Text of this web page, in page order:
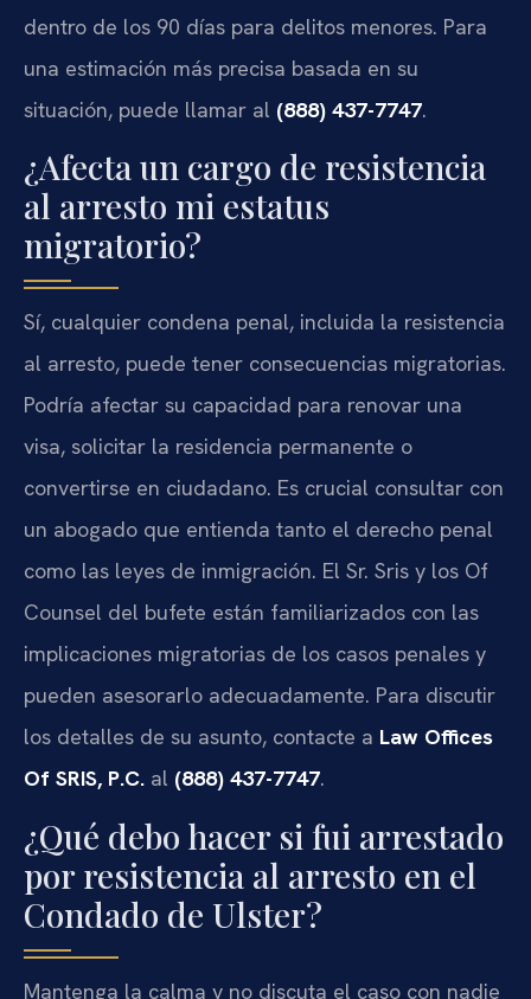
dentro de los 90 días para delitos menores. Para
una estimación más precisa basada en su
situación, puede llamar al (888) 437-7747.
¿Afecta un cargo de resistencia
al arresto mi estatus
migratorio?
Sí, cualquier condena penal, incluida la resistencia
al arresto, puede tener consecuencias migratorias.
Podría afectar su capacidad para renovar una
visa, solicitar la residencia permanente o
convertirse en ciudadano. Es crucial consultar con
un abogado que entienda tanto el derecho penal
como las leyes de inmigración. El Sr. Sris y los Of
Counsel del bufete están familiarizados con las
implicaciones migratorias de los casos penales y
pueden asesorarlo adecuadamente. Para discutir
los detalles de su asunto, contacte a Law Offices
Of SRIS, P.C. al (888) 437-7747.
¿Qué debo hacer si fui arrestado
por resistencia al arresto en el
Condado de Ulster?
Mantenga la calma y no discuta el caso con nadie